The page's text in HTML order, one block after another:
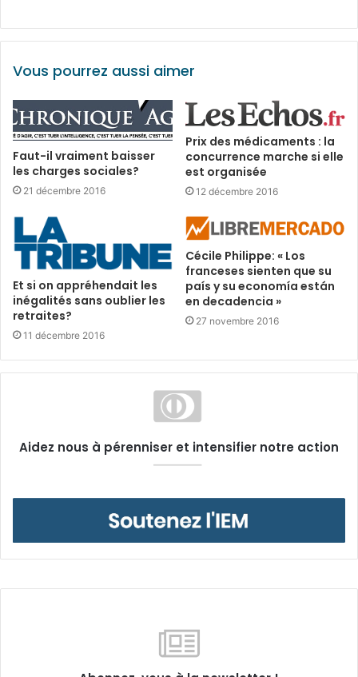
Vous pourrez aussi aimer
Faut-il vraiment baisser
les charges sociales?
21 décembre 2016
Prix des médicaments : la
concurrence marche si elle
est organisée
12 décembre 2016
Et si on appréhendait les
inégalités sans oublier les
retraites?
11 décembre 2016
Cécile Philippe: « Los
franceses sienten que su
país y su economía están
en decadencia »
27 novembre 2016
Aidez nous à pérenniser et intensifier notre action